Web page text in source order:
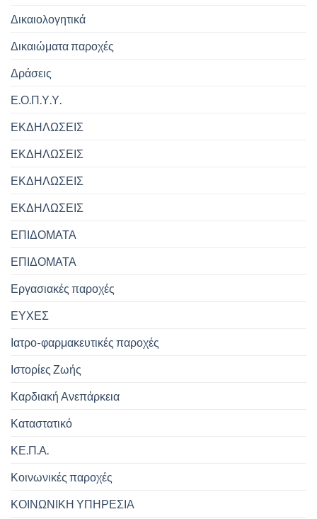
Δικαιολογητικά
Δικαιώματα παροχές
Δράσεις
Ε.Ο.Π.Υ.Υ.
ΕΚΔΗΛΩΣΕΙΣ
ΕΚΔΗΛΩΣΕΙΣ
ΕΚΔΗΛΩΣΕΙΣ
ΕΚΔΗΛΩΣΕΙΣ
ΕΠΙΔΟΜΑΤΑ
ΕΠΙΔΟΜΑΤΑ
Εργασιακές παροχές
ΕΥΧΕΣ
Ιατρο-φαρμακευτικές παροχές
Ιστορίες Ζωής
Καρδιακή Ανεπάρκεια
Καταστατικό
ΚΕ.Π.Α.
Κοινωνικές παροχές
ΚΟΙΝΩΝΙΚΗ ΥΠΗΡΕΣΙΑ